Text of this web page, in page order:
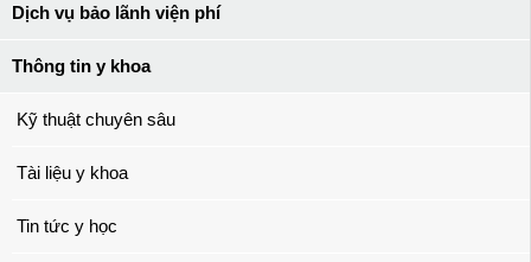
Dịch vụ bảo lãnh viện phí
Thông tin y khoa
Kỹ thuật chuyên sâu
Tài liệu y khoa
Tin tức y học